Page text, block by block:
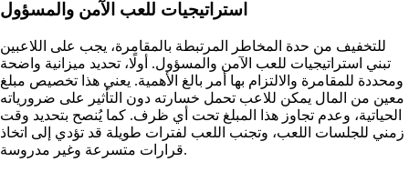
استراتيجيات للعب الآمن والمسؤول
للتخفيف من حدة المخاطر المرتبطة بالمقامرة، يجب على اللاعبين
تبني استراتيجيات للعب الآمن والمسؤول. أولًا، تحديد ميزانية واضحة
ومحددة للمقامرة والالتزام بها أمر بالغ الأهمية. يعني هذا تخصيص مبلغ
معين من المال يمكن للاعب تحمل خسارته دون التأثير على ضرورياته
الحياتية، وعدم تجاوز هذا المبلغ تحت أي ظرف. كما يُنصح بتحديد وقت
زمني للجلسات اللعب، وتجنب اللعب لفترات طويلة قد تؤدي إلى اتخاذ
قرارات متسرعة وغير مدروسة.